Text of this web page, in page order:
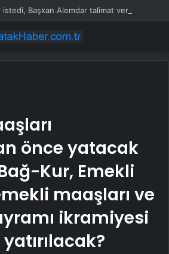
istedi, Başkan Alemdar talimat verdi
önce yatacak
Kur, Emekli
maaşları ve
ikramiyesi